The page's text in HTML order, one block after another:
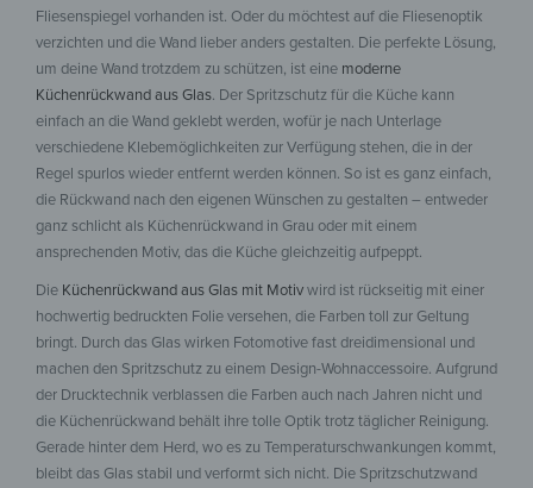
Fliesenspiegel vorhanden ist. Oder du möchtest auf die Fliesenoptik
verzichten und die Wand lieber anders gestalten. Die perfekte Lösung,
um deine Wand trotzdem zu schützen, ist eine moderne
Küchenrückwand aus Glas. Der Spritzschutz für die Küche kann
einfach an die Wand geklebt werden, wofür je nach Unterlage
verschiedene Klebemöglichkeiten zur Verfügung stehen, die in der
Regel spurlos wieder entfernt werden können. So ist es ganz einfach,
die Rückwand nach den eigenen Wünschen zu gestalten – entweder
ganz schlicht als Küchenrückwand in Grau oder mit einem
ansprechenden Motiv, das die Küche gleichzeitig aufpeppt.
Die Küchenrückwand aus Glas mit Motivwird ist rückseitig mit einer
hochwertig bedruckten Folie versehen, die Farben toll zur Geltung
bringt. Durch das Glas wirken Fotomotive fast dreidimensional und
machen den Spritzschutz zu einem Design-Wohnaccessoire. Aufgrund
der Drucktechnik verblassen die Farben auch nach Jahren nicht und
die Küchenrückwand behält ihre tolle Optik trotz täglicher Reinigung.
Gerade hinter dem Herd, wo es zu Temperaturschwankungen kommt,
bleibt das Glas stabil und verformt sich nicht. Die Spritzschutzwand